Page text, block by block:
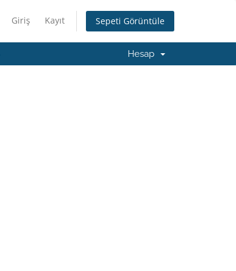
Giriş Kayıt Sepeti Görüntüle
Hesap